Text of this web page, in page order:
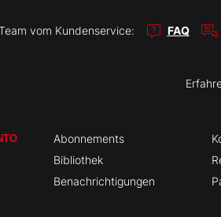
vom Kundenservice: FAQ
Abonnements
Bibliothek
Benachrichtigungen